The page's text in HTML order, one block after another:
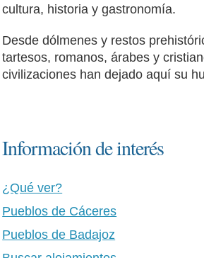
cultura, historia y gastronomía.
Desde dólmenes y restos
tartesos, romanos, árabes y
civilizaciones han dejado aquí su
Información de interés
¿Qué ver?
Pueblos de Cáceres
Pueblos de Badajoz